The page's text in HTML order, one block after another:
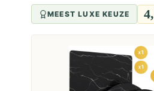
MEEST LUXE KEUZE